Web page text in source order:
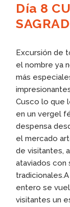
Día 8
Excursión de
el nombre ya
más
Cusco lo que
en un vergel
despensa
el mercado
de visitantes,
ataviados con
entero se
visitantes un